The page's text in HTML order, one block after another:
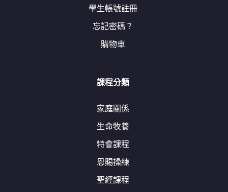
學生帳號註冊
忘記密碼？
購物車
課程分類
家庭關係
生命牧養
特會課程
恩賜操練
聖經課程